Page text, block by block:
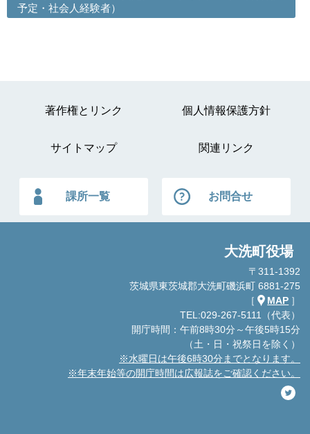
予定・社会人経験者）
著作権とリンク 個人情報保護方針
サイトマップ 関連リンク
課所一覧 お問合せ
大洗町役場
〒311-1392
茨城県東茨城郡大洗町磯浜町 6881-275
［
MAP ］
TEL:029-267-5111（代表）
開庁時間：午前8時30分～午後5時15分
（土・日・祝祭日を除く）
※水曜日は午後6時30分までとなります。
※年末年始等の開庁時間は広報誌をご確認ください。